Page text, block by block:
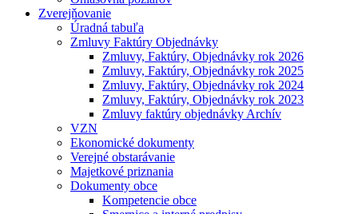
Zverejňovanie
Úradná tabuľa
Zmluvy Faktúry Objednávky
Zmluvy, Faktúry, Objednávky rok 2026
Zmluvy, Faktúry, Objednávky rok 2025
Zmluvy, Faktúry, Objednávky rok 2024
Zmluvy, Faktúry, Objednávky rok 2023
Zmluvy faktúry objednávky Archív
VZN
Ekonomické dokumenty
Verejné obstarávanie
Majetkové priznania
Dokumenty obce
Kompetencie obce